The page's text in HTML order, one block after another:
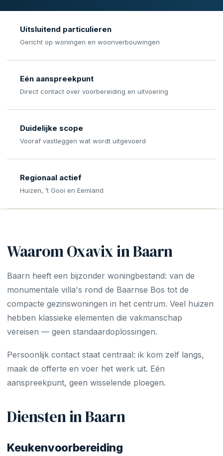
Uitsluitend particulieren
Gericht op woningen en woonverbouwingen
Eén aanspreekpunt
Direct contact over voorbereiding en uitvoering
Duidelijke scope
Vooraf vastleggen wat wordt uitgevoerd
Regionaal actief
Huizen, ’t Gooi en Eemland
Waarom Oxavix in Baarn
Baarn heeft een bijzonder woningbestand: van de
monumentale villa's rond de Baarnse Bos tot de
compacte gezinswoningen in het centrum. Veel huizen
hebben klassieke elementen die vakmanschap
vereisen — geen standaardoplossingen.
Persoonlijk contact staat centraal: ik kom zelf langs,
maak de offerte en voer het werk uit. Eén
aanspreekpunt, geen wisselende ploegen.
Diensten in Baarn
Keukenvoorbereiding